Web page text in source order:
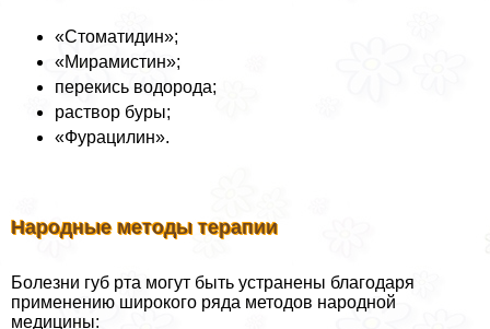
«Стоматидин»;
«Мирамистин»;
перекись водорода;
раствор буры;
«Фурацилин».
Народные методы терапии
Болезни губ рта могут быть устранены благодаря
применению широкого ряда методов народной
медицины: